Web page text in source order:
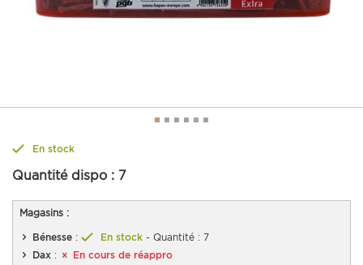
En stock
Quantité dispo : 7
Magasins :
Bénesse : En stock - Quantité : 7
Dax :
En cours de réappro